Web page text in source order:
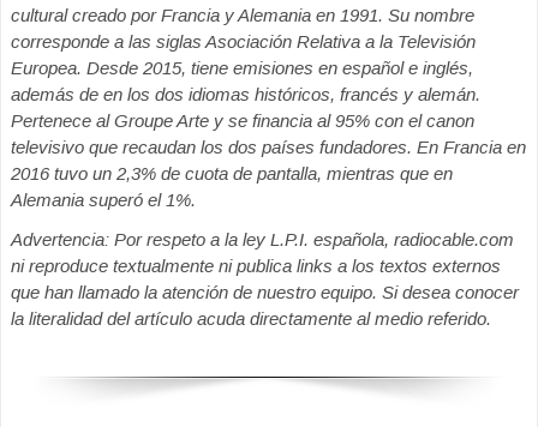
cultural creado por Francia y Alemania en 1991. Su nombre
corresponde a las siglas Asociación Relativa a la Televisión
Europea. Desde 2015, tiene emisiones en español e inglés,
además de en los dos idiomas históricos, francés y alemán.
Pertenece al Groupe Arte y se financia al 95% con el canon
televisivo que recaudan los dos países fundadores. En Francia en
2016 tuvo un 2,3% de cuota de pantalla, mientras que en
Alemania superó el 1%.
Advertencia: Por respeto a la ley L.P.I. española, radiocable.com
ni reproduce textualmente ni publica links a los textos externos
que han llamado la atención de nuestro equipo. Si desea conocer
la literalidad del artículo acuda directamente al medio referido.